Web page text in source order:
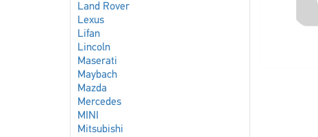
Land Rover
Lexus
Lifan
Lincoln
Maserati
Maybach
Mazda
Mercedes
MINI
Mitsubishi